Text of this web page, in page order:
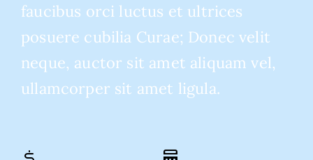
faucibus orci luctus et ultrices
posuere cubilia Curae; Donec velit
neque, auctor sit amet aliquam vel,
ullamcorper sit amet ligula.